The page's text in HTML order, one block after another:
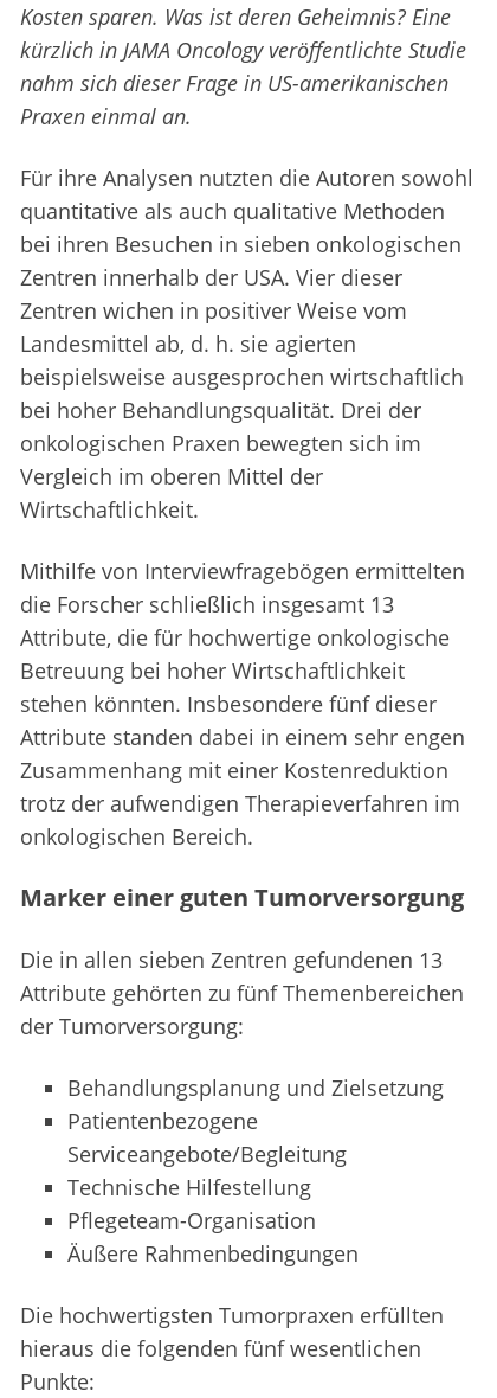
Kosten sparen. Was ist deren Geheimnis? Eine
kürzlich in JAMA Oncology veröffentlichte Studie
nahm sich dieser Frage in US-amerikanischen
Praxen einmal an.
Für ihre Analysen nutzten die Autoren sowohl
quantitative als auch qualitative Methoden
bei ihren Besuchen in sieben onkologischen
Zentren innerhalb der USA. Vier dieser
Zentren wichen in positiver Weise vom
Landesmittel ab, d. h. sie agierten
beispielsweise ausgesprochen wirtschaftlich
bei hoher Behandlungsqualität. Drei der
onkologischen Praxen bewegten sich im
Vergleich im oberen Mittel der
Wirtschaftlichkeit.
Mithilfe von Interviewfragebögen ermittelten
die Forscher schließlich insgesamt 13
Attribute, die für hochwertige onkologische
Betreuung bei hoher Wirtschaftlichkeit
stehen könnten. Insbesondere fünf dieser
Attribute standen dabei in einem sehr engen
Zusammenhang mit einer Kostenreduktion
trotz der aufwendigen Therapieverfahren im
onkologischen Bereich.
Marker einer guten Tumorversorgung
Die in allen sieben Zentren gefundenen 13
Attribute gehörten zu fünf Themenbereichen
der Tumorversorgung:
Behandlungsplanung und Zielsetzung
Patientenbezogene
Serviceangebote/Begleitung
Technische Hilfestellung
Pflegeteam-Organisation
Äußere Rahmenbedingungen
Die hochwertigsten Tumorpraxen erfüllten
hieraus die folgenden fünf wesentlichen
Punkte: